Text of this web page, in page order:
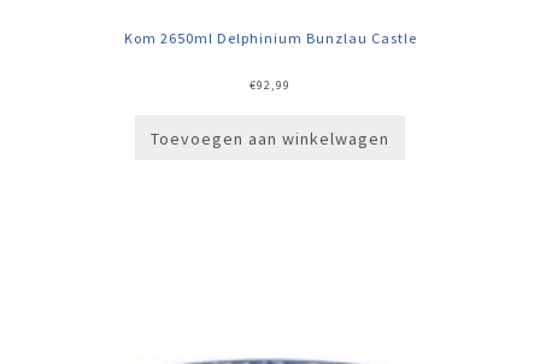
Kom 2650ml Delphinium Bunzlau Castle
€92,99
Toevoegen aan winkelwagen